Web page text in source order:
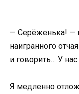
— Серёженька! —
наигранного
и говорить… У
Я медленно